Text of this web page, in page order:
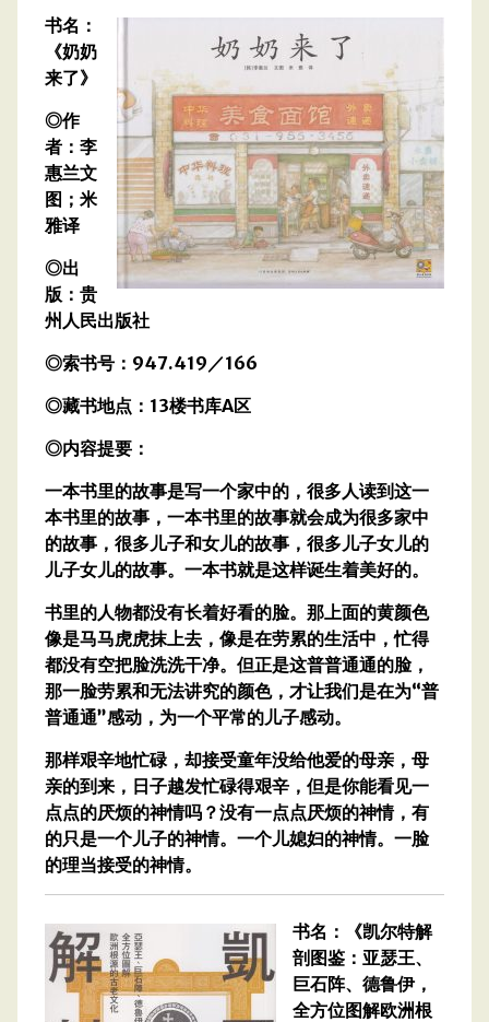
书名：
《奶奶
来了》
◎作
者：李
惠兰文
图；米
雅译
◎出
版：贵
州人民出版社
◎索书号：947.419／166
◎藏书地点：13楼书库A区
◎内容提要：
一本书里的故事是写一个家中的，很多人读到这一
本书里的故事，一本书里的故事就会成为很多家中
的故事，很多儿子和女儿的故事，很多儿子女儿的
儿子女儿的故事。一本书就是这样诞生着美好的。
书里的人物都没有长着好看的脸。那上面的黄颜色
像是马马虎虎抹上去，像是在劳累的生活中，忙得
都没有空把脸洗洗干净。但正是这普普通通的脸，
那一脸劳累和无法讲究的颜色，才让我们是在为“普
普通通”感动，为一个平常的儿子感动。
那样艰辛地忙碌，却接受童年没给他爱的母亲，母
亲的到来，日子越发忙碌得艰辛，但是你能看见一
点点的厌烦的神情吗？没有一点点厌烦的神情，有
的只是一个儿子的神情。一个儿媳妇的神情。一脸
的理当接受的神情。
书名：《凯尔特解
剖图鉴：亚瑟王、
巨石阵、德鲁伊，
全方位图解欧洲根